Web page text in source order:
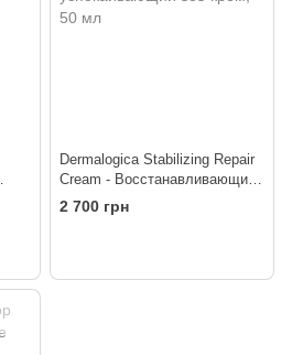
Dermalogica Stabilizing Repair
Cream - Восстанавливающий
успокаивающий sos-крем, 50
2 700 грн